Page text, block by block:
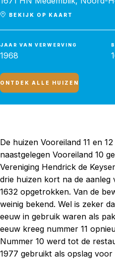
BEKIJK OP KAART
JAAR VAN VERWERVING
1968
ONTDEK ALLE HUIZEN
De huizen Vooreiland 11 en
naastgelegen Vooreiland 10
Vereniging Hendrick de
drie huizen kort na de aanleg
1632 opgetrokken. Van de
weinig bekend. Wel is zeker
eeuw in gebruik waren als
eeuw kreeg nummer 11
Nummer 10 werd tot de
1977 gebruikt als opslag voor